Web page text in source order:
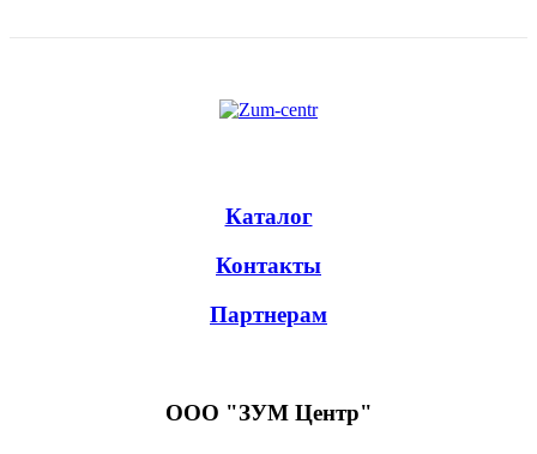
Каталог
Контакты
Партнерам
ООО "ЗУМ Центр"